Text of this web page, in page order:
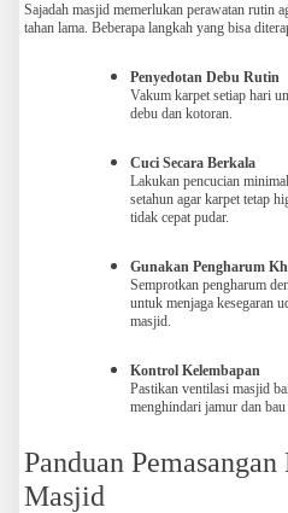
Sajadah masjid memerlukan perawatan rutin
tahan lama. Beberapa langkah yang bisa
Penyedotan Debu Rutin
Vakum karpet setiap hari
debu dan kotoran.
Cuci Secara Berkala
Lakukan pencucian
setahun agar karpet tetap
tidak cepat pudar.
Gunakan Pengharum
Semprotkan pengharum
untuk menjaga kesegaran
masjid.
Kontrol Kelembapan
Pastikan ventilasi masjid
menghindari jamur dan bau
Panduan
Masjid